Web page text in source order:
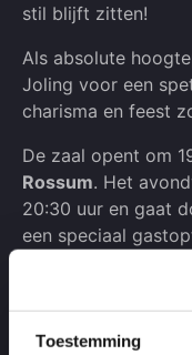
Toestemming
stil blijft zitten!
Als absolute
Joling voor een
charisma en feest
De zaal opent om
Rossum. Het
20:30 uur en gaat
een speciaal
bekend van de
Nederlandstalige
Dit wordt een